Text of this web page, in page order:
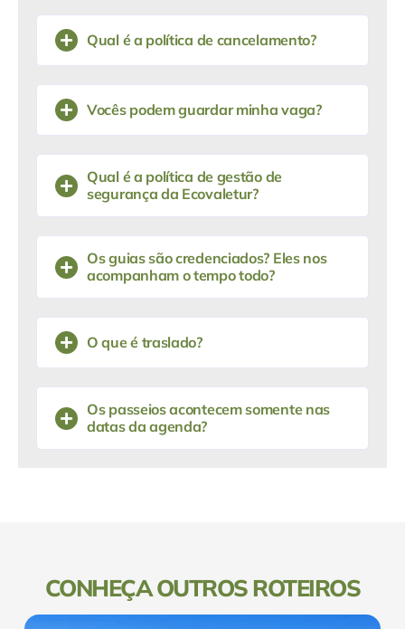
Qual é a política de cancelamento?
Vocês podem guardar minha vaga?
Qual é a política de gestão de
segurança da Ecovaletur?
Os guias são credenciados? Eles nos
acompanham o tempo todo?
O que é traslado?
Os passeios acontecem somente nas
datas da agenda?
CONHEÇA OUTROS ROTEIROS